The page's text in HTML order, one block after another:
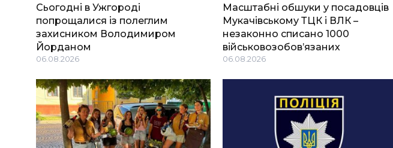
Сьогодні в Ужгороді
попрощалися із полеглим
захисником Володимиром
Йорданом
06.08.2026
Масштабні обшуки у посадовців
Мукачівському ТЦК і ВЛК –
незаконно списано 1000
військовозобов’язаних
06.08.2026